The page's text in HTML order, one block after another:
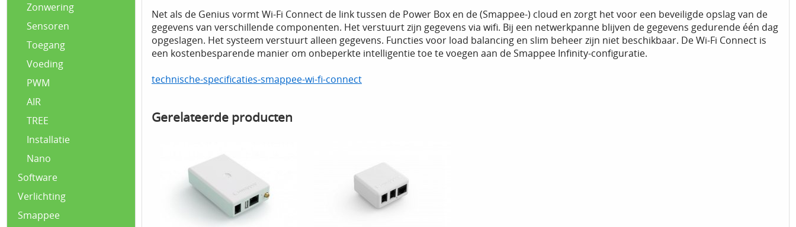
Zonwering
Sensoren
Toegang
Voeding
PWM
AIR
TREE
Installatie
Nano
Software
Verlichting
Smappee
Net als de Genius vormt Wi-Fi Connect de link tussen de Power Box en de (Smappee-) cloud en zorgt het voor een beveiligde opslag van de
gegevens van verschillende componenten. Het verstuurt zijn gegevens via wifi. Bij een netwerkpanne blijven de gegevens gedurende één dag
opgeslagen. Het systeem verstuurt alleen gegevens. Functies voor load balancing en slim beheer zijn niet beschikbaar. De Wi-Fi Connect is
een kostenbesparende manier om onbeperkte intelligentie toe te voegen aan de Smappee Infinity-configuratie.
technische-specificaties-smappee-wi-fi-connect
Gerelateerde producten